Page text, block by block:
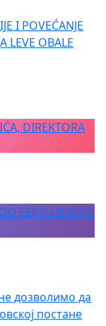
I POVEĆANJE
LEVE OBALE
DIREKTORA
SEKSUALNOG
дозволимо да
постане